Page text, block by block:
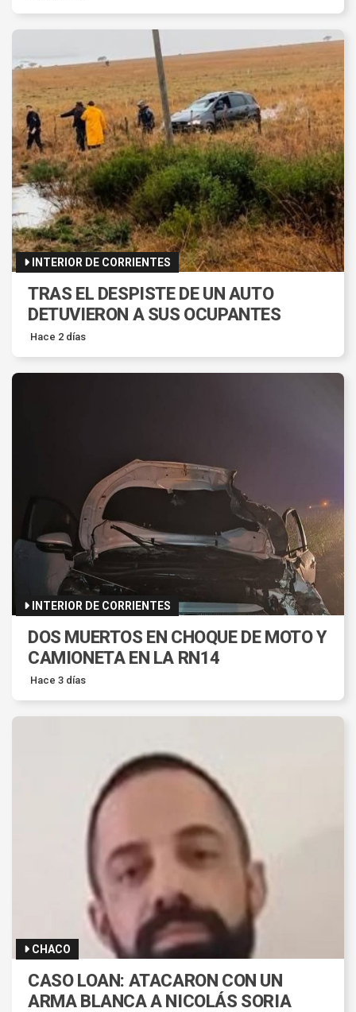
INTERIOR DE CORRIENTES
TRAS EL DESPISTE DE UN AUTO
DETUVIERON A SUS OCUPANTES
Hace 2 días
INTERIOR DE CORRIENTES
DOS MUERTOS EN CHOQUE DE MOTO Y
CAMIONETA EN LA RN14
Hace 3 días
CHACO
CASO LOAN: ATACARON CON UN
ARMA BLANCA A NICOLÁS SORIA